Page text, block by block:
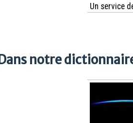
Un service
Dans notre